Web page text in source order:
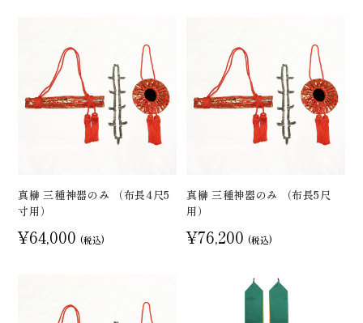
真榊 三種神器のみ （布長4尺5
寸用）
¥64,000 (税込)
真榊 三種神器のみ （布長5尺
用）
¥76,200 (税込)